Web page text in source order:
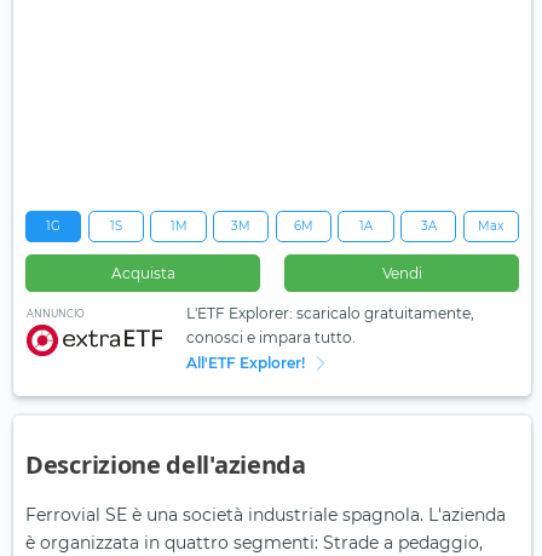
1G 1S 1M 3M 6M 1A 3A Max
Acquista Vendi
ANNUNCIO
L'ETF Explorer: scaricalo gratuitamente,
conosci e impara tutto.
All'ETF Explorer!
Descrizione dell'azienda
Ferrovial SE è una società industriale spagnola. L'azienda
è organizzata in quattro segmenti: Strade a pedaggio,